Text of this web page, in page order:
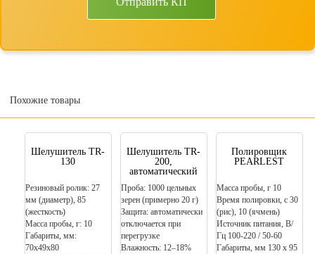
Похожие товары
Шелушитель TR-
130
Резиновый ролик: 27
мм (диаметр), 85
(жесткость)
Масса пробы, г: 10
Габариты, мм:
70х49х80
Шелушитель TR-
200,
автоматический
Проба: 1000 цельных
зерен (примерно 20 г)
Защита: автоматически
отключается при
перегрузке
Влажность: 12–18%
Полировщик
PEARLEST
Масса пробы, г 10
Время полировки, с 30
(рис), 10 (ячмень)
Источник питания, В/
Гц 100-220 / 50-60
Габариты, мм 130 х 95